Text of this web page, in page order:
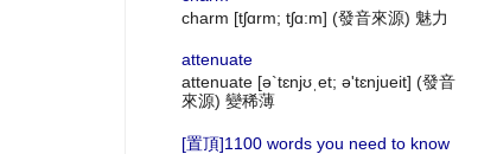
charm [tʃɑrm; tʃɑ:m] (發音來源) 魅力
attenuate
attenuate [ə`tɛnjʊˌet; ə'tɛnjueit] (發音
來源) 變稀薄
[置頂]1100 words you need to know